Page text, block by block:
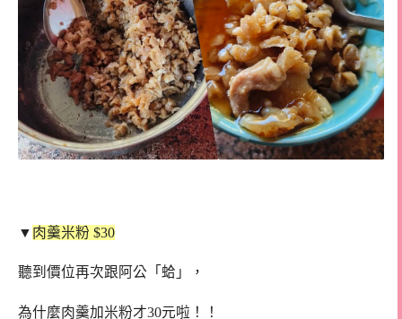
▼ 肉羹米粉 $30
聽到價位再次跟阿公「蛤」，
為什麼肉羹加米粉才30元啦！！